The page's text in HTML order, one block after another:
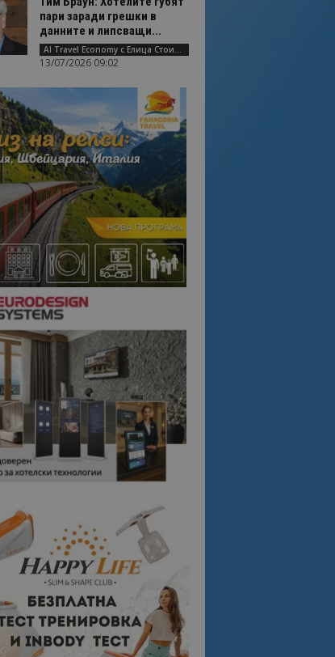
пари заради грешки в
данните и липсващи...
AI Travel Economy с Елица Стоилова
13/07/2026 09:02